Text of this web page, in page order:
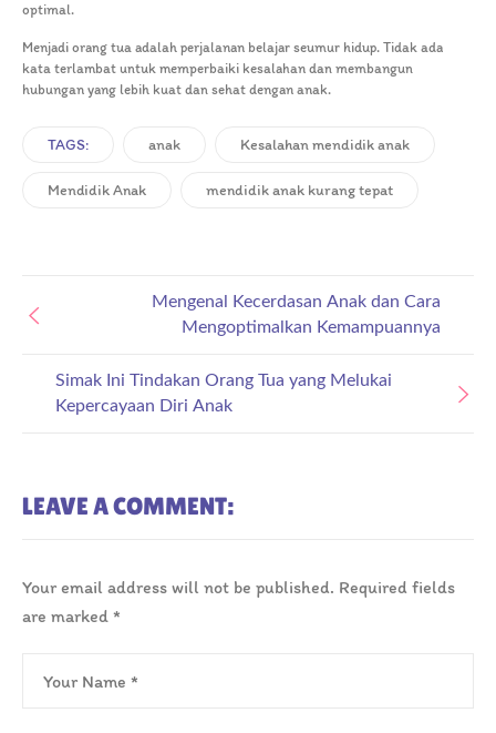
optimal.
Menjadi orang tua adalah perjalanan belajar seumur hidup. Tidak ada
kata terlambat untuk memperbaiki kesalahan dan membangun
hubungan yang lebih kuat dan sehat dengan anak.
TAGS: anak Kesalahan mendidik anak
Mendidik Anak mendidik anak kurang tepat
Simak Ini Tindakan Orang Tua yang Melukai
Kepercayaan Diri Anak
Mengenal Kecerdasan Anak dan Cara
Mengoptimalkan Kemampuannya
LEAVE A COMMENT:
Your email address will not be published. Required fields
are marked *